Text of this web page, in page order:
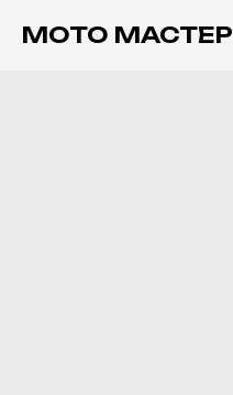
МОТО МАСТЕР